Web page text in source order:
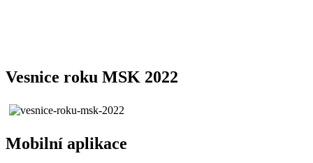
Vesnice roku MSK 2022
Mobilní aplikace